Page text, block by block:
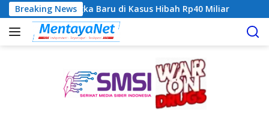
Langsung
ke
konten
Breaking News
Baru di Kasus Hibah Rp40 Miliar Geger! 5